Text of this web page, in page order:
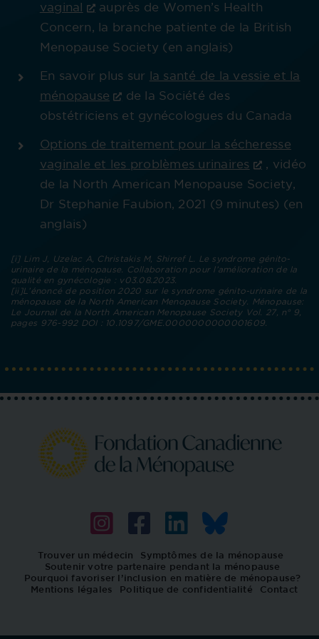
vaginal
auprès de Women’s Health
Concern, la branche patiente de la British
Menopause Society (en anglais)
En savoir plus sur
la santé de la vessie et la
ménopause
de la Société des
obstétriciens et gynécologues du Canada
Options de traitement pour la sécheresse
vaginale et les problèmes urinaires
, vidéo
de la North American Menopause Society,
Dr Stephanie Faubion, 2021 (9 minutes) (en
anglais)
[i] Lim J, Uzelac A, Christakis M, Shirref L. Le syndrome génito-
urinaire de la ménopause. Collaboration pour l’amélioration de la
qualité en gynécologie : v03.08.2023.
[ii]L’énoncé de position 2020 sur le syndrome génito-urinaire de la
ménopause de la North American Menopause Society. Ménopause:
Le Journal de la North American Menopause Society Vol. 27, n° 9,
pages 976-992 DOI : 10.1097/GME.0000000000001609.
Trouver un médecin
Symptômes de la ménopause
Soutenir votre partenaire pendant la ménopause
Pourquoi favoriser l’inclusion en matière de ménopause?
Mentions légales
Politique de confidentialité Contact